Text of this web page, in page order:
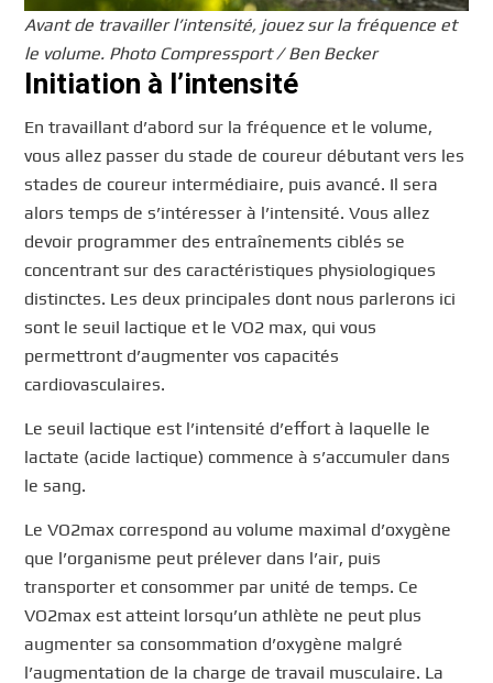
Avant de travailler l’intensité, jouez sur la fréquence et
le volume. Photo Compressport / Ben Becker
Initiation à l’intensité
En travaillant d’abord sur la fréquence et le volume,
vous allez passer du stade de coureur débutant vers les
stades de coureur intermédiaire, puis avancé. Il sera
alors temps de s’intéresser à l’intensité. Vous allez
devoir programmer des entraînements ciblés se
concentrant sur des caractéristiques physiologiques
distinctes. Les deux principales dont nous parlerons ici
sont le seuil lactique et le VO2 max, qui vous
permettront d’augmenter vos capacités
cardiovasculaires.
Le seuil lactique est l’intensité d’effort à laquelle le
lactate (acide lactique) commence à s’accumuler dans
le sang.
Le VO2max correspond au volume maximal d’oxygène
que l’organisme peut prélever dans l’air, puis
transporter et consommer par unité de temps. Ce
VO2max est atteint lorsqu’un athlète ne peut plus
augmenter sa consommation d’oxygène malgré
l’augmentation de la charge de travail musculaire. La